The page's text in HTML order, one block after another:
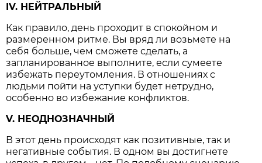
IV. НЕЙТРАЛЬНЫЙ
Как правило, день проходит в спокойном и
размеренном ритме. Вы вряд ли возьмете на
себя больше, чем сможете сделать, а
запланированное выполните, если сумеете
избежать переутомления. В отношениях с
людьми пойти на уступки будет нетрудно,
особенно во избежание конфликтов.
V. НЕОДНОЗНАЧНЫЙ
В этот день происходят как позитивные, так и
негативные события. В одном вы достигнете